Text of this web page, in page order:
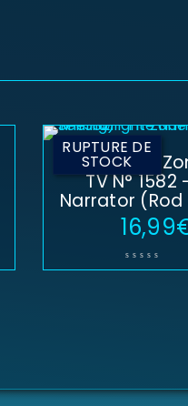
SE CONNECTER
Identifiant
SE
RUPTURE DE
STOCK
The Twilight
TV N° 1582
Narrator (Rod
16,99